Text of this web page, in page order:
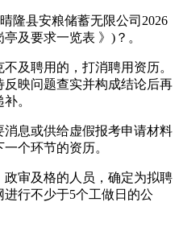
县安粮储蓄无限公司2026
及要求一览表 》)？。
聘用的，打消聘用资历。
映问题查实并构成结论后再
。
息或供给虚假报考申请材料
个环节的资历。
审及格的人员，确定为拟聘
行不少于5个工做日的公